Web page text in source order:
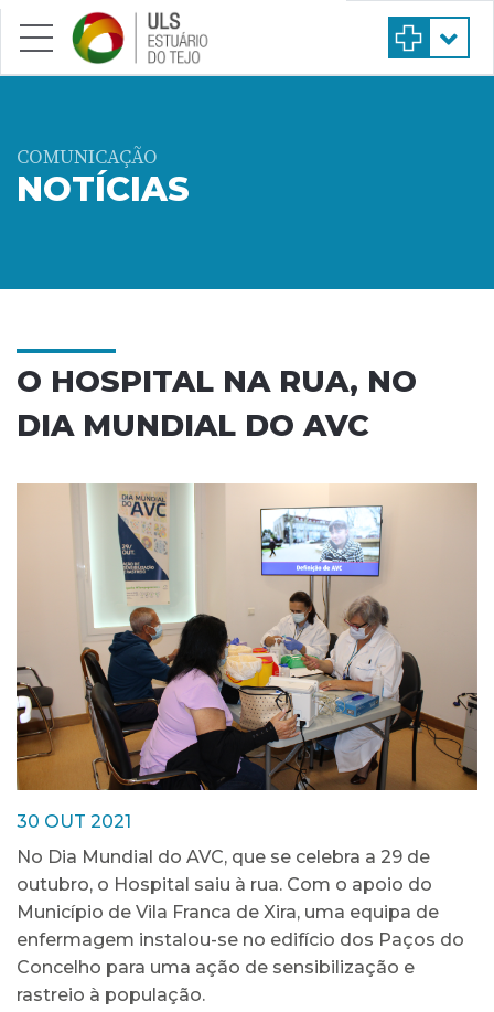
Saltar para conteúdo principal
COMUNICAÇÃO
NOTÍCIAS
O HOSPITAL NA RUA, NO
DIA MUNDIAL DO AVC
30 OUT 2021
No Dia Mundial do AVC, que se celebra a 29 de
outubro, o Hospital saiu à rua. Com o apoio do
Município de Vila Franca de Xira, uma equipa de
enfermagem instalou-se no edifício dos Paços do
Concelho para uma ação de sensibilização e
rastreio à população.